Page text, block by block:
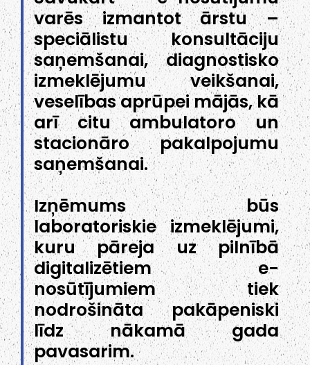
varēs izmantot ārstu –
speciālistu konsultāciju
saņemšanai, diagnostisko
izmeklējumu veikšanai,
veselības aprūpei mājās, kā
arī citu ambulatoro un
stacionāro pakalpojumu
saņemšanai.
Izņēmums būs
laboratoriskie izmeklējumi,
kuru pāreja uz pilnībā
digitalizētiem e-
nosūtījumiem tiek
nodrošināta pakāpeniski
līdz nākamā gada
pavasarim.